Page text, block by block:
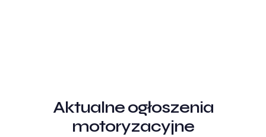
Aktualne ogłoszenia
motoryzacyjne